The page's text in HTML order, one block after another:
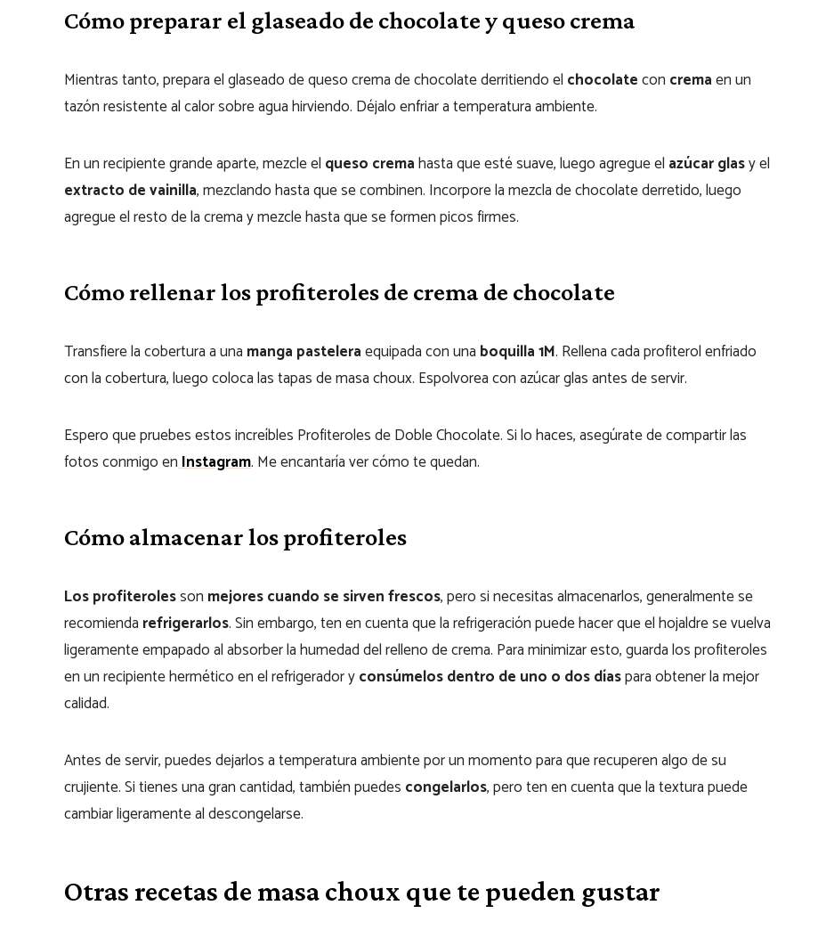
Cómo preparar el glaseado de chocolate y queso crema
Mientras tanto, prepara el glaseado de queso crema de chocolate derritiendo el chocolatecon cremaen un
tazón resistente al calor sobre agua hirviendo. Déjalo enfriar a temperatura ambiente.
En un recipiente grande aparte, mezcle el queso cremahasta que esté suave, luego agregue el azúcar glasy el
extracto de vainilla, mezclando hasta que se combinen. Incorpore la mezcla de chocolate derretido, luego
agregue el resto de la crema y mezcle hasta que se formen picos firmes.
Cómo rellenar los profiteroles de crema de chocolate
Transfiere la cobertura a una manga pasteleraequipada con una boquilla 1M. Rellena cada profiterol enfriado
con la cobertura, luego coloca las tapas de masa choux. Espolvorea con azúcar glas antes de servir.
Espero que pruebes estos increíbles Profiteroles de Doble Chocolate. Si lo haces, asegúrate de compartir las
fotos conmigo enInstagram. Me encantaría ver cómo te quedan.
Cómo almacenar los profiteroles
Los profiterolesson mejores cuando se sirven frescos, pero si necesitas almacenarlos, generalmente se
recomienda refrigerarlos. Sin embargo, ten en cuenta que la refrigeración puede hacer que el hojaldre se vuelva
ligeramente empapado al absorber la humedad del relleno de crema. Para minimizar esto, guarda los profiteroles
en un recipiente hermético en el refrigerador yconsúmelos dentro de uno o dos díaspara obtener la mejor
calidad.
Antes de servir, puedes dejarlos a temperatura ambiente por un momento para que recuperen algo de su
crujiente. Si tienes una gran cantidad, también puedes congelarlos, pero ten en cuenta que la textura puede
cambiar ligeramente al descongelarse.
Otras recetas de masa choux que te pueden gustar